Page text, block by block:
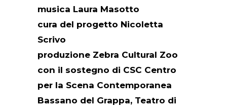
musica Laura Masotto
cura del progetto Nicoletta
Scrivo
produzione Zebra Cultural Zoo
con il sostegno di CSC Centro
per la Scena Contemporanea
Bassano del Grappa, Teatro di